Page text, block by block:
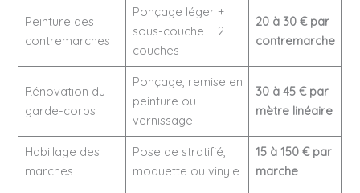
Peinture des
contremarches
Ponçage léger +
sous-couche + 2
couches
20 à 30 € par
contremarche
Rénovation du
garde-corps
Ponçage, remise en
peinture ou
vernissage
30 à 45 € par
mètre linéaire
Habillage des
marches
Pose de stratifié,
moquette ou vinyle
15 à 150 € par
marche